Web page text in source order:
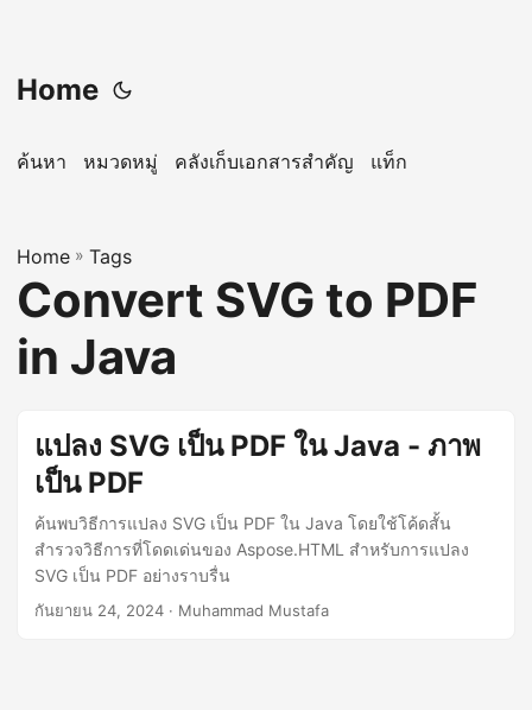
Home
ค้นหา หมวดหมู่ คลังเก็บเอกสารสำคัญ แท็ก
Home » Tags
Convert SVG to PDF
in Java
แปลง SVG เป็น PDF ใน Java - ภาพ
เป็น PDF
ค้นพบวิธีการแปลง SVG เป็น PDF ใน Java โดยใช้โค้ดสั้น
สำรวจวิธีการที่โดดเด่นของ Aspose.HTML สำหรับการแปลง
SVG เป็น PDF อย่างราบรื่น
กันยายน 24, 2024 · Muhammad Mustafa